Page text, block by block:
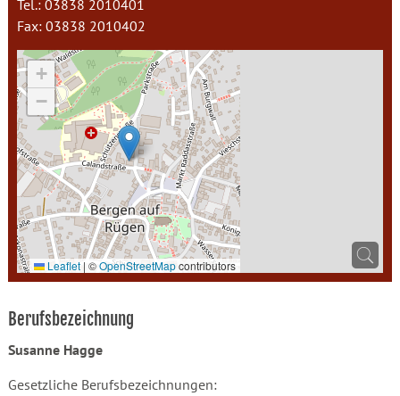
Tel.: 03838 2010401
Fax: 03838 2010402
+
−
Leaflet | ©OpenStreetMapcontributors
Berufsbezeichnung
Susanne Hagge
Gesetzliche Berufsbezeichnungen: